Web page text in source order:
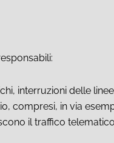
interruzioni delle
compresi, in via
il traffico